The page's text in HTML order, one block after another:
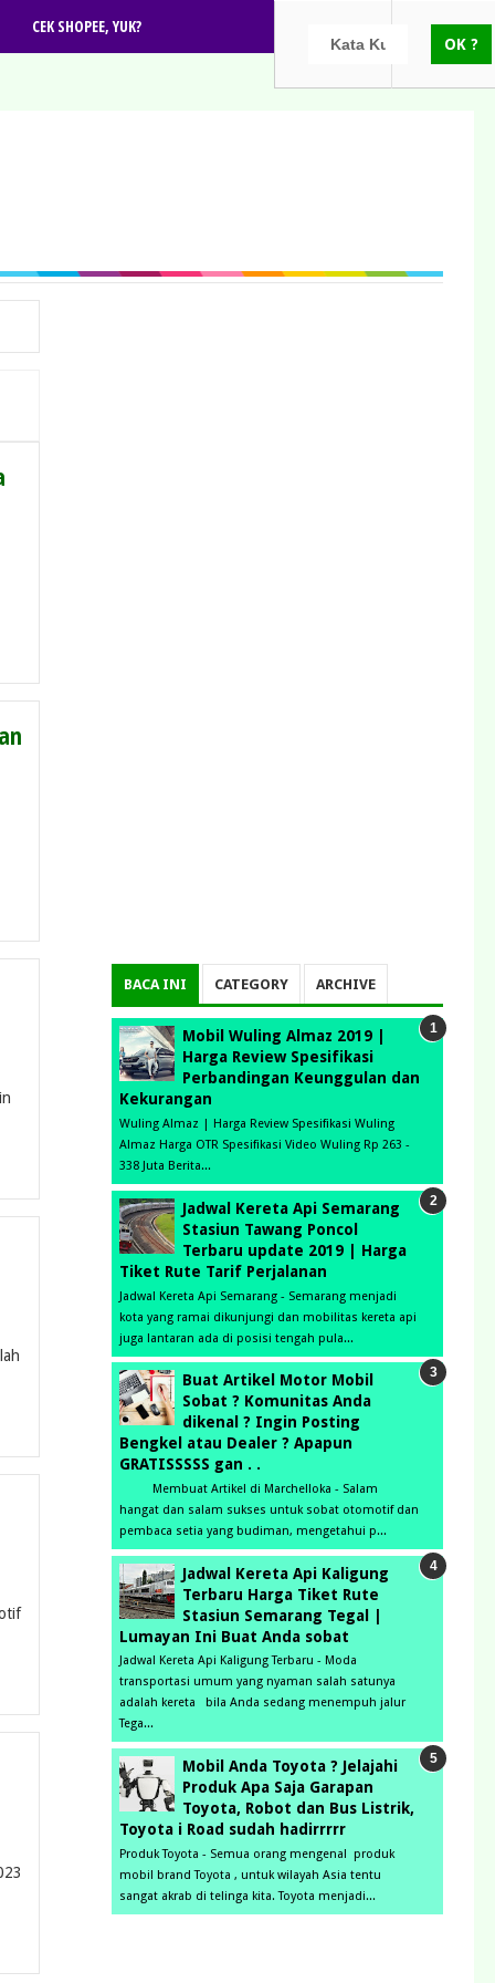
CEK SHOPEE, YUK?
BACA INI CATEGORY ARCHIVE
Mobil Wuling Almaz 2019 |
Harga Review Spesifikasi
Perbandingan Keunggulan dan
Kekurangan
Wuling Almaz | Harga Review Spesifikasi Wuling
Almaz Harga OTR Spesifikasi Video Wuling Rp 263 -
338 Juta Berita...
Jadwal Kereta Api Semarang
Stasiun Tawang Poncol
Terbaru update 2019 | Harga
Tiket Rute Tarif Perjalanan
Jadwal Kereta Api Semarang - Semarang menjadi
kota yang ramai dikunjungi dan mobilitas kereta api
juga lantaran ada di posisi tengah pula...
Buat Artikel Motor Mobil
Sobat ? Komunitas Anda
dikenal ? Ingin Posting
Bengkel atau Dealer ? Apapun
GRATISSSSS gan . .
Membuat Artikel di Marchelloka - Salam
hangat dan salam sukses untuk sobat otomotif dan
pembaca setia yang budiman, mengetahui p...
Jadwal Kereta Api Kaligung
Terbaru Harga Tiket Rute
Stasiun Semarang Tegal |
Lumayan Ini Buat Anda sobat
Jadwal Kereta Api Kaligung Terbaru - Moda
transportasi umum yang nyaman salah satunya
adalah kereta bila Anda sedang menempuh jalur
Tega...
Mobil Anda Toyota ? Jelajahi
Produk Apa Saja Garapan
Toyota, Robot dan Bus Listrik,
Toyota i Road sudah hadirrrrr
Produk Toyota - Semua orang mengenal produk
mobil brand Toyota , untuk wilayah Asia tentu
sangat akrab di telinga kita. Toyota menjadi...